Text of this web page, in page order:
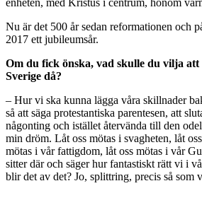
Nu är det 500 år sedan reformationen och
2017 ett jubileumsår.
Om du fick önska, vad skulle du vilja att
Sverige då?
– Hur vi ska kunna lägga våra skillnader
så att säga protestantiska parentesen, att
någonting och istället återvända till den
min dröm. Låt oss mötas i svagheten, låt
mötas i vår fattigdom, låt oss mötas i vår
sitter där och säger hur fantastiskt rätt vi i
blir det av det? Jo, splittring, precis så som